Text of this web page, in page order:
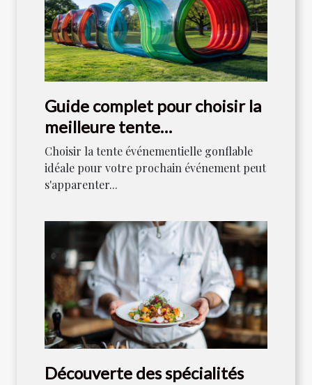
Guide complet pour choisir la
meilleure tente
événementielle gonflable
Choisir la tente événementielle gonflable
idéale pour votre prochain événement peut
s'apparenter...
Découverte des spécialités